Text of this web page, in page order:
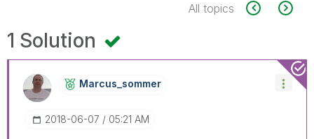
All topics
1 Solution
Marcus_sommer
‎2018-06-07 05:21 AM